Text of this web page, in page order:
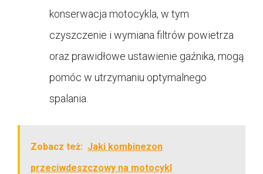
konserwacja motocykla, w tym
czyszczenie i wymiana filtrów powietrza
oraz prawidłowe ustawienie gaźnika, mogą
pomóc w utrzymaniu optymalnego
spalania.
Zobacz też: Jaki kombinezon
przeciwdeszczowy na motocykl